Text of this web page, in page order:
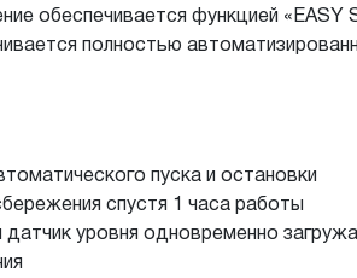
обеспечивается функцией
полностью
пуска и остановки
спустя 1 часа работы
уровня одновременно